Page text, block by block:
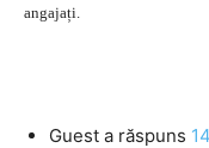
angajați.
Guest a răspuns